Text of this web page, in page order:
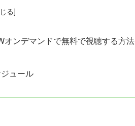
ンデマンドで無料で視聴する方法
ュール